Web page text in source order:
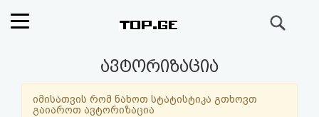
ავტორიზაცია
იმისათვის რომ ნახოთ სტატისტიკა გთხოვთ
გაიაროთ ავტორიზაცია